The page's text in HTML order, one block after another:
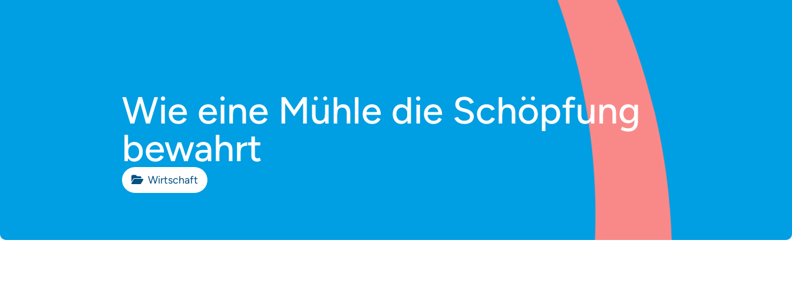
Wie eine Mühle die Schöpfung
bewahrt
Wirtschaft